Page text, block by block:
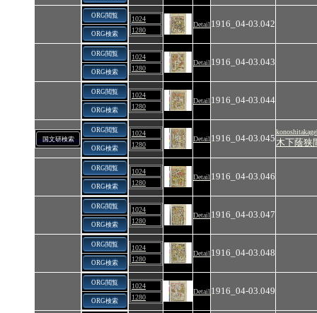
ORG閲覧
ORG検索
1024
1280
Detail 1916_04-03.042
ORG閲覧
ORG検索
1024
1280
Detail 1916_04-03.043
ORG閲覧
ORG検索
1024
1280
Detail 1916_04-03.044
国文研検索
ORG閲覧
ORG検索
1024
1280
Detail 1916_04-03.045木下蔭狭
ORG閲覧
ORG検索
1024
1280
Detail 1916_04-03.046
ORG閲覧
ORG検索
1024
1280
Detail 1916_04-03.047
ORG閲覧
ORG検索
1024
1280
Detail 1916_04-03.048
ORG閲覧
ORG検索
1024
1280
Detail 1916_04-03.049